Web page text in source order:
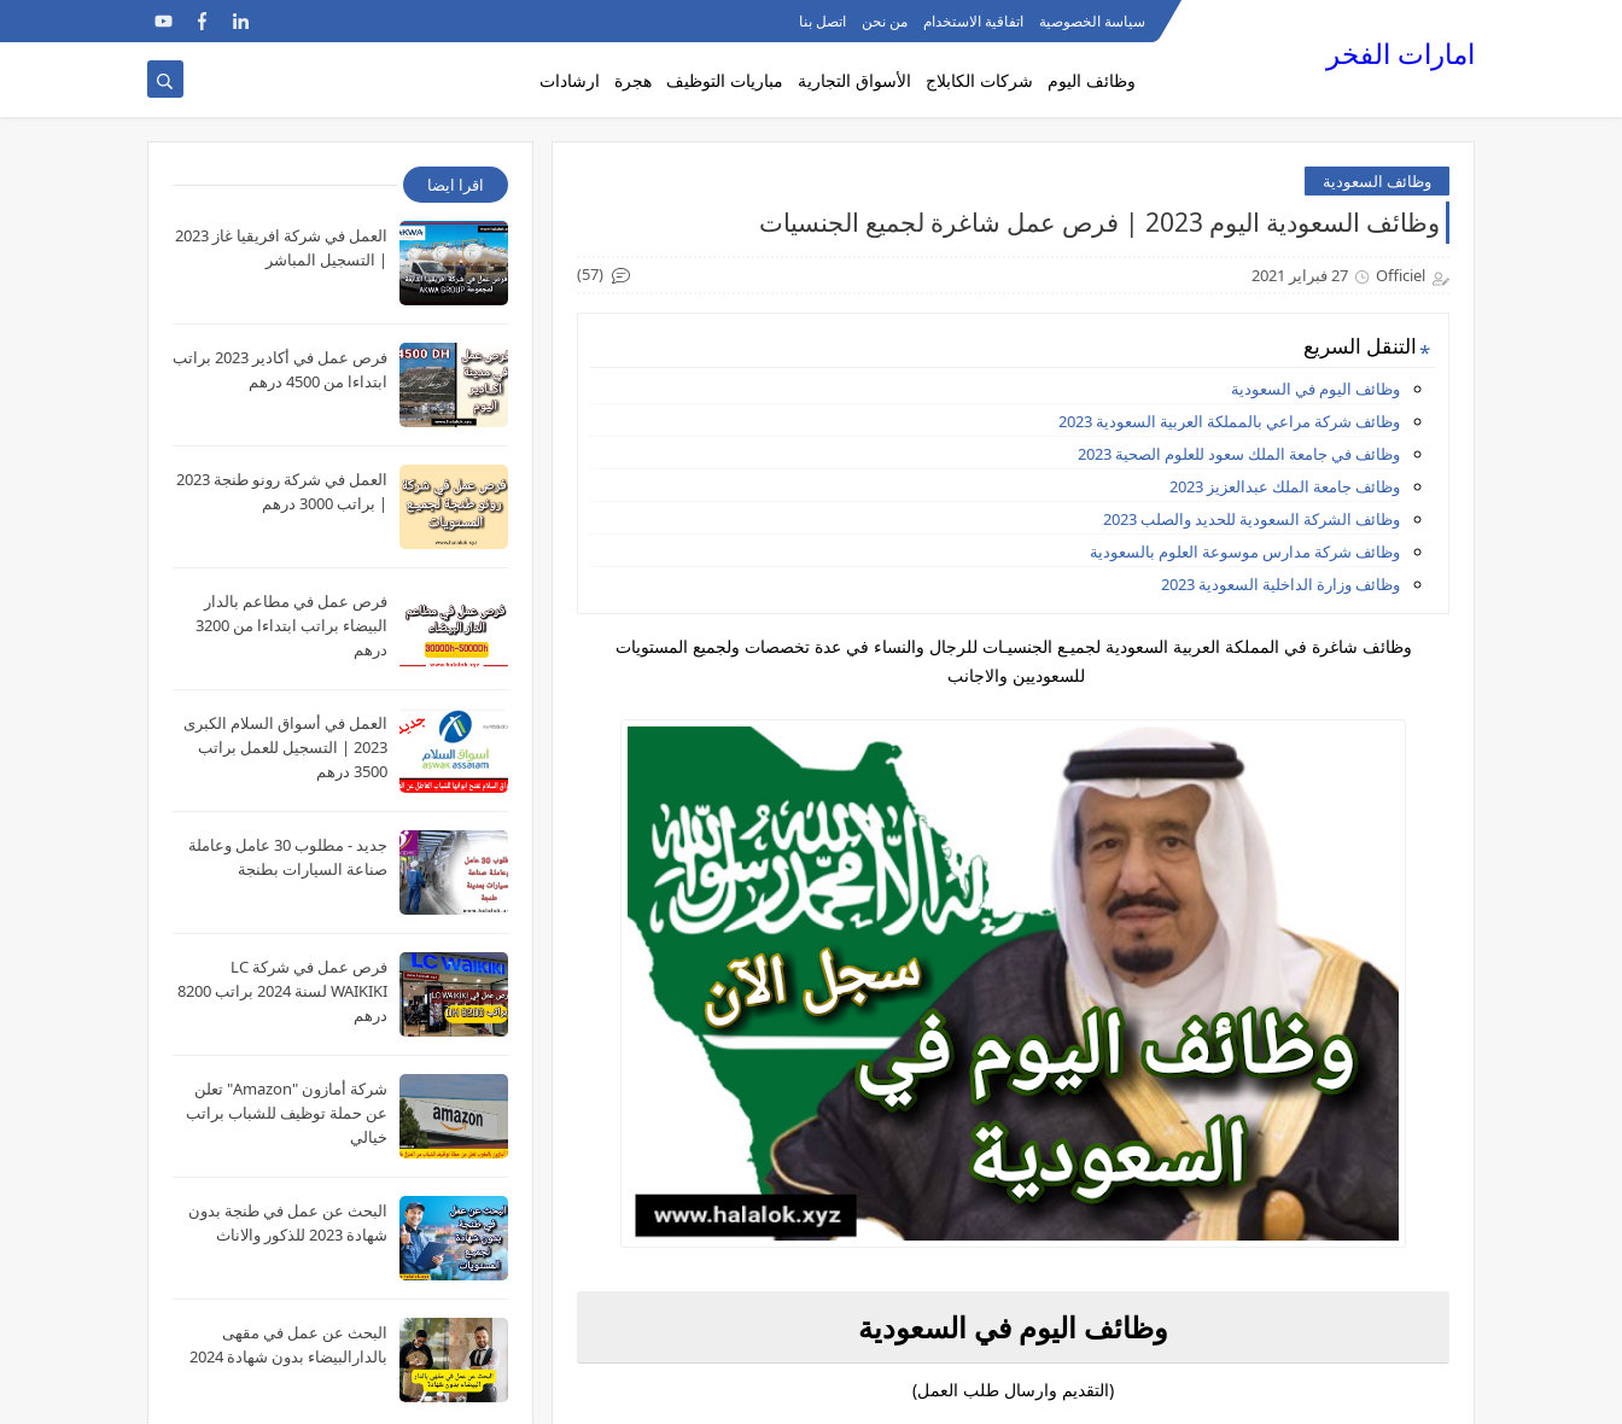
سياسة الخصوصية اتفاقية الاستخدام من نحن اتصل بنا
امارات الفخر
وظائف اليوم شركات الكابلاج الأسواق التجارية مباريات التوظيف هجرة ارشادات
وظائف السعودية
وظائف السعودية اليوم 2023 | فرص عمل شاغرة لجميع الجنسيات
Officiel 27 فبراير 2021 (57)
التنقل السريع
وظائف اليوم في السعودية
وظائف شركة مراعي بالمملكة العربية السعودية 2023
وظائف في جامعة الملك سعود للعلوم الصحية 2023
وظائف جامعة الملك عبدالعزيز 2023
وظائف الشركة السعودية للحديد والصلب 2023
وظائف شركة مدارس موسوعة العلوم بالسعودية
وظائف وزارة الداخلية السعودية 2023
وظائف شاغرة في المملكة العربية السعودية لجميـع الجنسيـات للرجال والنساء في عدة تخصصات ولجميع المستويات
للسعوديين والاجانب
وظائف اليوم في السعودية
(التقديم وارسال طلب العمل)
اقرا ايضا
العمل في شركة افريقيا غاز 2023
| التسجيل المباشر
فرص عمل في أكادير 2023 براتب
ابتداءا من 4500 درهم
العمل في شركة رونو طنجة 2023
| براتب 3000 درهم
فرص عمل في مطاعم بالدار
البيضاء براتب ابتداءا من 3200
درهم
العمل في أسواق السلام الكبرى
2023 | التسجيل للعمل براتب
3500 درهم
جديد - مطلوب 30 عامل وعاملة
صناعة السيارات بطنجة
فرص عمل في شركة LC
WAIKIKI لسنة 2024 براتب 8200
درهم
شركة أمازون "Amazon" تعلن
عن حملة توظيف للشباب براتب
خيالي
البحث عن عمل في طنجة بدون
شهادة 2023 للذكور والاناث
البحث عن عمل في مقهى
بالدارالبيضاء بدون شهادة 2024